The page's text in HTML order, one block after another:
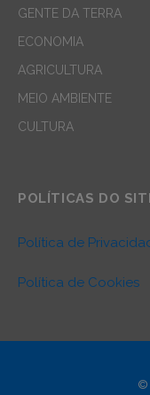
GENTE DA TERRA
ECONOMIA
AGRICULTURA
MEIO AMBIENTE
CULTURA
POLÍTICAS DO
Política de
Política de Cookies
©